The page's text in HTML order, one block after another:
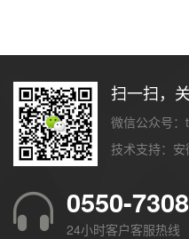
扫一扫，
微信公众号
技术支持：
0550-
24小时客户客服热线